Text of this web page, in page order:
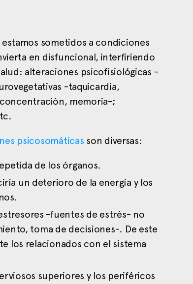
sometidos a condiciones
en disfuncional, interfiriendo
alteraciones psicofisiológicas -
-taquicardia,
memoria-;
psicosomáticas son diversas:
de los órganos.
un deterioro de la energía y los
-fuentes de estrés- no
toma de decisiones-. De este
los relacionados con el sistema
superiores y los periféricos